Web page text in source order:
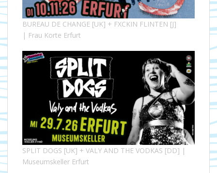
BUREAU DE CHANGE [UK] + FXCKIN FLINTEN [J]
| Frau Korte Erfurt
SPLIT DOGS [UK] + VALY AND THE VODKAS [DD] |
Museumskeller Erfurt